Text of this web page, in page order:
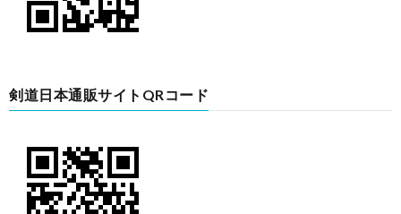
剣道日本通販サイトQRコード